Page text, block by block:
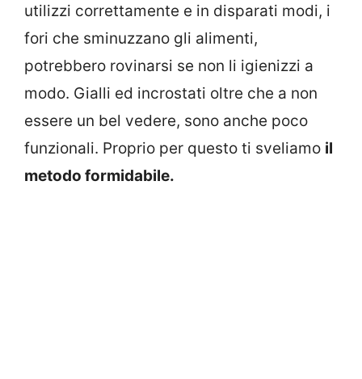
utilizzi correttamente e in disparati modi, i
fori che sminuzzano gli alimenti,
potrebbero rovinarsi se non li igienizzi a
modo. Gialli ed incrostati oltre che a non
essere un bel vedere, sono anche poco
funzionali. Proprio per questo ti sveliamo il
metodo formidabile.